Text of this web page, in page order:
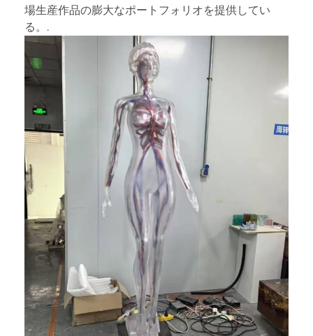
場生産作品の膨大なポートフォリオを提供してい
る。.